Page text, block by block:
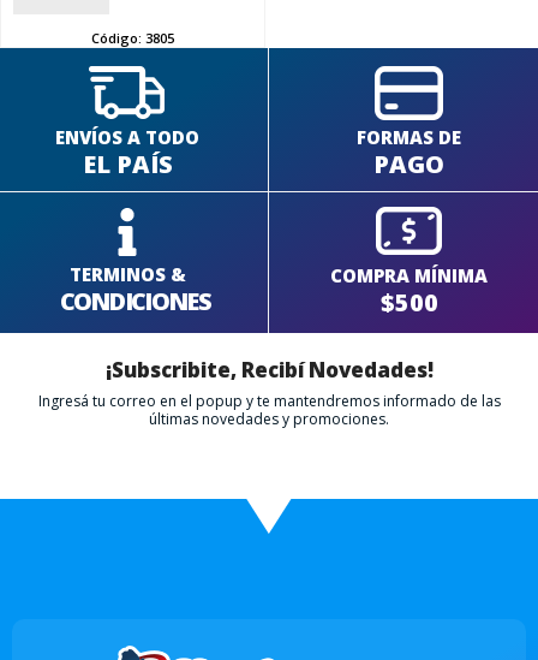
Código: 3805
ENVÍOS A TODO
EL PAÍS
FORMAS DE
PAGO
TERMINOS &
CONDICIONES
COMPRA MÍNIMA
$500
¡Subscribite, Recibí Novedades!
Ingresá tu correo en el popup y te mantendremos informado de las
últimas novedades y promociones.